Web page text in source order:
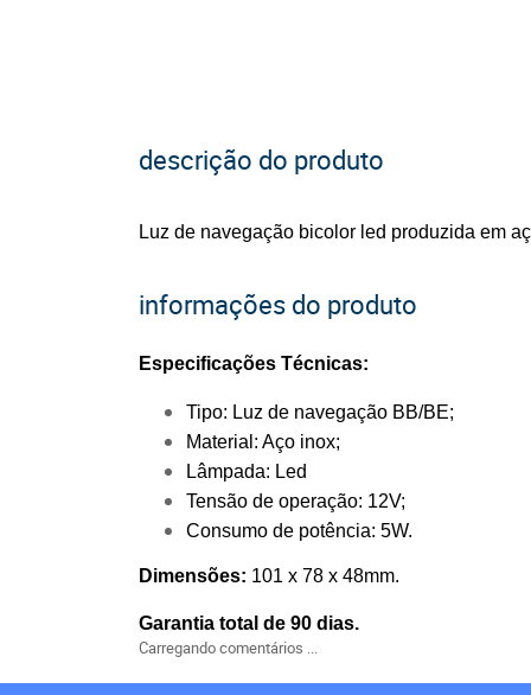
descrição do produto
Luz de navegação bicolor led produzida em
informações do produto
Especificações Técnicas:
Tipo: Luz de navegação BB/BE;
Material: Aço inox;
Lâmpada: Led
Tensão de operação: 12V;
Consumo de potência: 5W.
Dimensões: 101 x 78 x 48mm.
Garantia total de 90 dias.
Carregando comentários ...